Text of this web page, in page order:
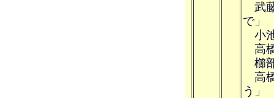
武
で」
小
高
櫛
高
う」